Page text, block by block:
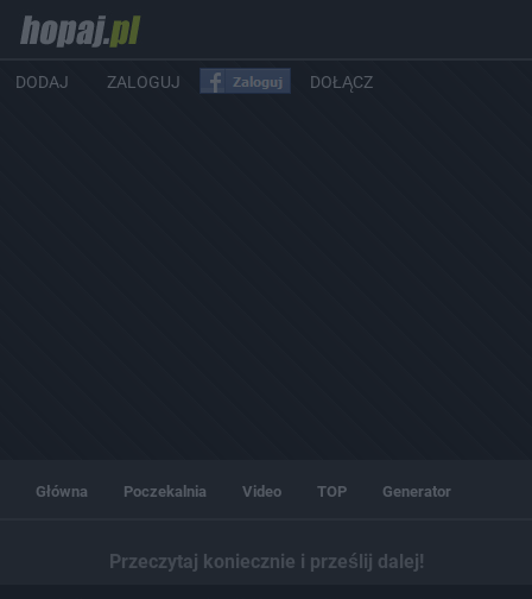
DODAJ ZALOGUJ DOŁĄCZ
Główna Poczekalnia Video TOP Generator
Przeczytaj koniecznie i prześlij dalej!